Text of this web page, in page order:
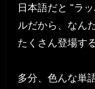
日本語だと “ラ
ルだから、なん
たくさん登場す
多分、色んな単